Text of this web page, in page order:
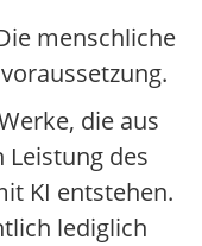
menschliche
die aus
des
KI entstehen.
lediglich